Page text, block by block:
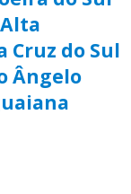
Cruz do Sul
Ângelo